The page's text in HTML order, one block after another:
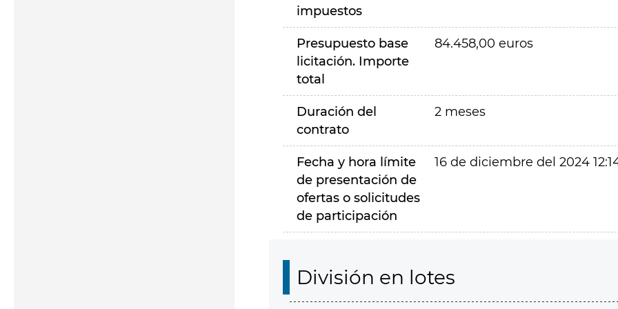
impuestos
Presupuesto base
licitación. Importe
total
84.458,00 euros
Duración del
contrato
2 meses
Fecha y hora límite
de presentación de
ofertas o solicitudes
de participación
16 de diciembre del 2024
División en lotes